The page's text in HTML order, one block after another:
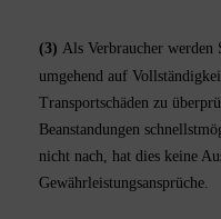
(3) Als Verbraucher werden
umgehend auf
Transportschäden zu
Beanstandungen
nicht nach, hat dies keine
Gewährleistungsansprüche.